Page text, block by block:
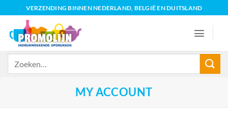
naar
inhoud
VERZENDING BINNEN NEDERLAND, BELGIË EN DUITSLAND
MY ACCOUNT